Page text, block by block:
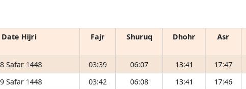
Date Hijri Fajr Shuruq Dhohr Asr
Safar 1448 03:39 06:07 13:41 17:47
Safar 1448 03:42 06:08 13:41 17:46